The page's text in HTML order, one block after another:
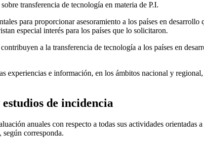
transferencia de tecnología en materia de P.I.
para proporcionar asesoramiento a los países en
especial interés para los países que lo solicitaron.
a la transferencia de tecnología a los países en
e información, en los ámbitos nacional y
de incidencia
anuales con respecto a todas sus actividades orientadas
corresponda.